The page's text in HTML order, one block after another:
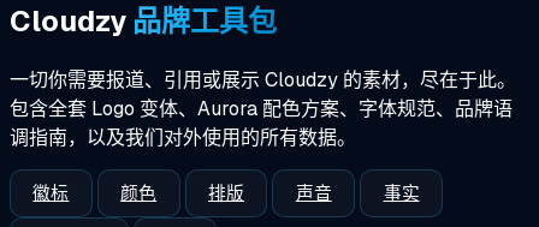
Cloudzy 品牌工具包
一切你需要报道、引用或展示 Cloudzy 的素材，尽在于此。
包含全套 Logo 变体、Aurora 配色方案、字体规范、品牌语
调指南，以及我们对外使用的所有数据。
徽标 颜色 排版 声音 事实